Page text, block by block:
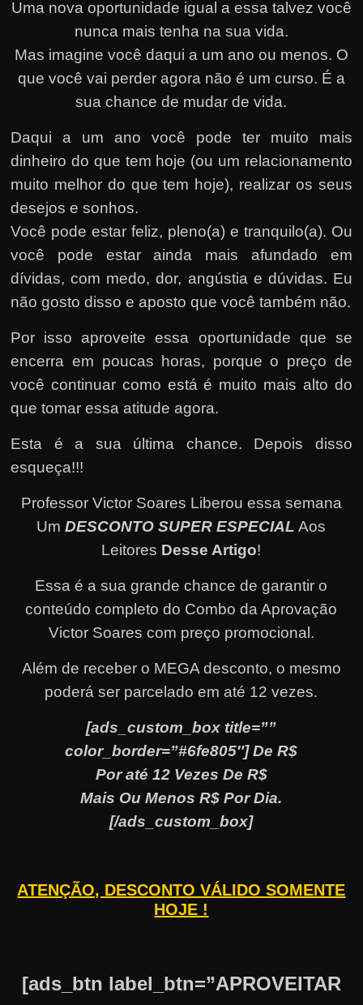
Uma nova oportunidade igual a essa talvez você
nunca mais tenha na sua vida.
Mas imagine você daqui a um ano ou menos. O
que você vai perder agora não é um curso. É a
sua chance de mudar de vida.
Daqui a um ano você pode ter muito mais
dinheiro do que tem hoje (ou um relacionamento
muito melhor do que tem hoje), realizar os seus
desejos e sonhos.
Você pode estar feliz, pleno(a) e tranquilo(a). Ou
você pode estar ainda mais afundado em
dívidas, com medo, dor, angústia e dúvidas. Eu
não gosto disso e aposto que você também não.
Por isso aproveite essa oportunidade que se
encerra em poucas horas, porque o preço de
você continuar como está é muito mais alto do
que tomar essa atitude agora.
Esta é a sua última chance. Depois disso
esqueça!!!
Professor Victor Soares Liberou essa semana
UmDESCONTO SUPER ESPECIAL Aos
Leitores Desse Artigo!
Essa é a sua grande chance de garantir o
conteúdo completo do Combo da Aprovação
Victor Soares com preço promocional.
Além de receber o MEGA desconto, o mesmo
poderá ser parcelado em até 12 vezes.
[ads_custom_box title=””
color_border=”#6fe805″] De R$
Por até 12 Vezes De R$
Mais Ou Menos R$ Por Dia.
[/ads_custom_box]
ATENÇÃO, DESCONTO VÁLIDO SOMENTE
HOJE !
[ads_btn label_btn=”APROVEITAR